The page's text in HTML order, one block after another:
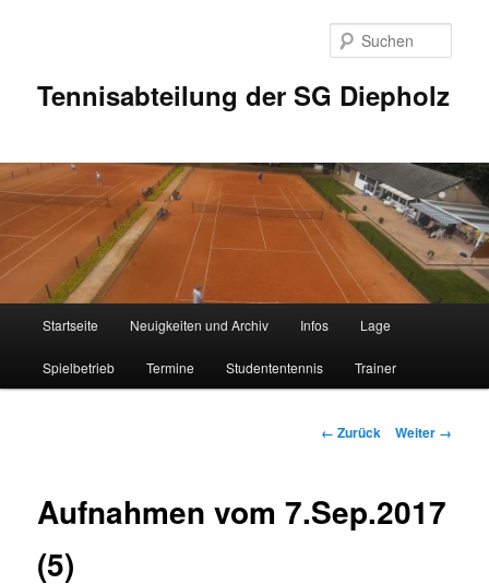
Tennisabteilung der SG Diepholz
Startseite Neuigkeiten und Archiv Infos Lage
Spielbetrieb Termine Studententennis Trainer
Bilder-
← Zurück Weiter →
Aufnahmen vom 7.Sep.2017
(5)